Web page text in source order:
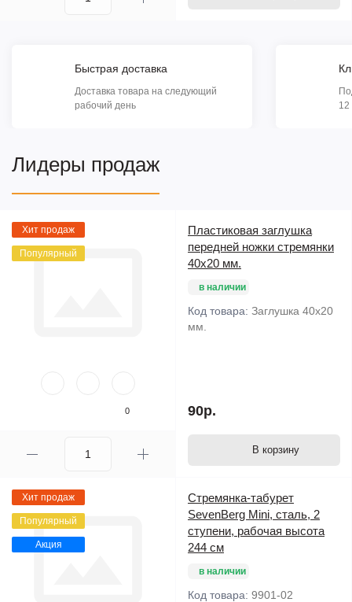
Быстрая доставка
Доставка товара на следующий
рабочий день
12
Лидеры продаж
Хит продаж
Популярный
0
Пластиковая заглушка
передней ножки стремянки
40х20 мм.
в наличии
Код товара: Заглушка 40х20
мм.
90р.
В корзину
Хит продаж
Популярный
Акция
Стремянка-табурет
SevenBerg Mini, сталь, 2
ступени, рабочая высота
244 см
в наличии
Код товара: 9901-02